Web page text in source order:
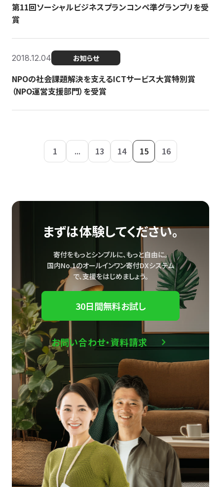
第11回ソーシャルビジネスプランコンペ準グランプリを受
賞
2018.12.04 お知らせ
NPOの社会課題解決を支えるICTサービス大賞特別賞
（NPO運営支援部門）を受賞
1 ... 13 14 15 16
まずは体験してください。
寄付をもっとシンプルに、もっと自由に。
国内No.1のオールインワン寄付DXシステム
で、支援をはじめましょう。
30日間無料お試し
お問い合わせ・資料請求